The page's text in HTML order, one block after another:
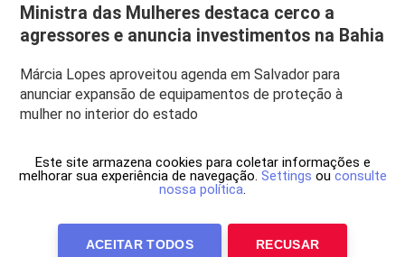
Ministra das Mulheres destaca cerco a
agressores e anuncia investimentos na Bahia
Márcia Lopes aproveitou agenda em Salvador para
anunciar expansão de equipamentos de proteção à
mulher no interior do estado
Este site armazena cookies para coletar informações e
melhorar sua experiência de navegação. Settings ou consulte
nossa política.
ACEITAR TODOS RECUSAR